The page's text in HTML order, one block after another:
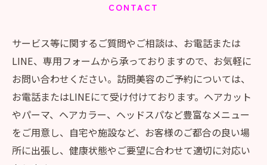
CONTACT
サービス等に関するご質問やご相談は、お電話または
LINE、専用フォームから承っておりますので、お気軽に
お問い合わせください。訪問美容のご予約については、
お電話またはLINEにて受け付けております。ヘアカット
やパーマ、ヘアカラー、ヘッドスパなど豊富なメニュー
をご用意し、自宅や施設など、お客様のご都合の良い場
所に出張し、健康状態やご要望に合わせて適切に対応い